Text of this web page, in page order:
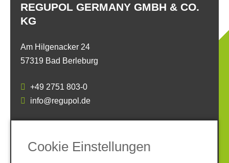
REGUPOL GERMANY GMBH & CO.
KG
Am Hilgenacker 24
57319 Bad Berleburg
+49 2751 803-0
info@regupol.de
SOCIAL MEDIA
Cookie Einstellungen